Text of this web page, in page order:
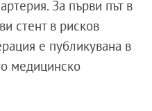
За първи път в
стент в рисков
е публикувана в
медицинско